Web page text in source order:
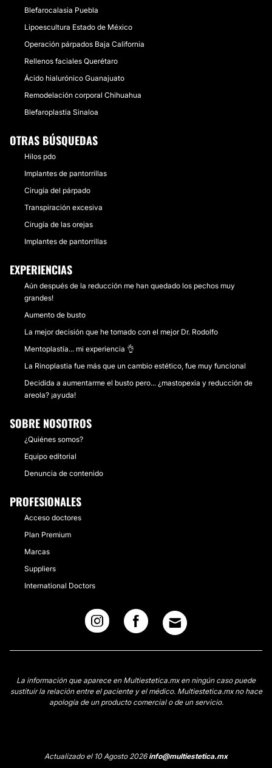
Blefarocalasia Puebla
Lipoescultura Estado de México
Operación párpados Baja California
Rellenos faciales Querétaro
Ácido hialurónico Guanajuato
Remodelación corporal Chihuahua
Blefaroplastia Sinaloa
OTRAS BÚSQUEDAS
Hilos pdo
Implantes de pantorrillas
Cirugía del párpado
Transpiración excesiva
Cirugía de las orejas
Implantes de pantorrillas
EXPERIENCIAS
Aún después de la reducción me han quedado los pechos muy
grandes!
Aumento de busto
La mejor decisión que he tomado con el mejor Dr. Rodolfo
Mentoplastía... mi experiencia 👌
La Rinoplastia fue más que un cambio estético, fue muy funcional
Decidida a aumentarme el busto pero... ¿mastopexia y reducción de
areola? ¡ayuda!
SOBRE NOSOTROS
¿Quiénes somos?
Equipo editorial
Denuncia de contenido
PROFESIONALES
Acceso doctores
Plan Premium
Marcas
Suppliers
International Doctors
La información que aparece en Multiestetica.mx en ningún caso puede
sustituir la relación entre el paciente y el médico. Multiestetica.mx no hace
apología de un producto comercial o de un servicio.
Actualizado el 10 Agosto 2026info@multiestetica.mx